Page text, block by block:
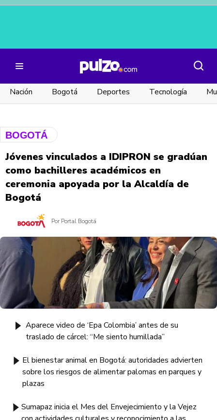
Nación Bogotá Deportes Tecnología
BOGOTÁ
BOGOTÁ
Jóvenes vinculados a IDIPRON se gradúan
como bachilleres académicos en
ceremonia apoyada por la Alcaldía de
Bogotá
Por Portal Bogotá
Aparece video de ‘Epa Colombia’ antes de su
traslado de cárcel: “Me siento humillada”
El bienestar animal en Bogotá: autoridades advierten
sobre los riesgos de alimentar palomas en parques y
plazas
Sumapaz inicia el Mes del Envejecimiento y la Vejez